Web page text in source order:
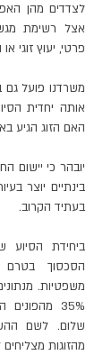
לצדדים מהן
אצל רשימת
פרטי, יעוץ זוגי
משרדנו פועל גם
אותה יחדית
האם הזוג הגיע
יובהר כי יישום
בינתיים יוצר
בעתיד הקרוב.
ביחידת הסיוע
הסכסוך בטרם
35%
מהזוגות